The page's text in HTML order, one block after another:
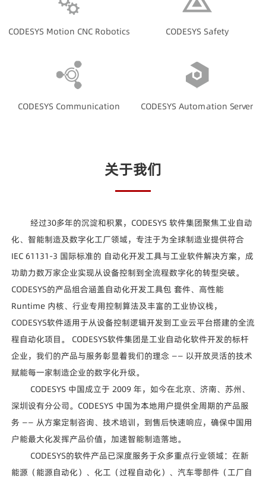
CODESYS Motion CNC Robotics CODESYS Safety
CODESYS Communication CODESYS Automation Server
关于我们
经过30多年的沉淀和积累，CODESYS 软件集团聚焦工业自动
化、智能制造及数字化工厂领域，专注于为全球制造业提供符合
IEC 61131-3 国际标准的 自动化开发工具与工业软件解决方案，成
功助力数万家企业实现从设备控制到全流程数字化的转型突破。
CODESYS的产品组合涵盖自动化开发工具包 套件、高性能
Runtime 内核、行业专用控制算法及丰富的工业协议栈，
CODESYS软件适用于从设备控制逻辑开发到工业云平台搭建的全流
程自动化项目。 CODESYS软件集团是工业自动化软件开发的标杆
企业，我们的产品与服务彰显着我们的理念 —— 以开放灵活的技术
赋能每一家制造企业的数字化升级。
CODESYS 中国成立于 2009 年，如今在北京、济南、苏州、
深圳设有分公司。CODESYS 中国为本地用户提供全周期的产品服
务 —— 从方案定制咨询、技术培训，到售后快速响应，确保中国用
户能最大化发挥产品价值，加速智能制造落地。
CODESYS的软件产品已深度服务于众多重点行业领域：在新
能源（能源自动化）、化工（过程自动化）、汽车零部件（工厂自